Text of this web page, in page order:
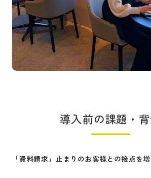
導入前の課題・
「資料請求」止まりのお客様との接点を